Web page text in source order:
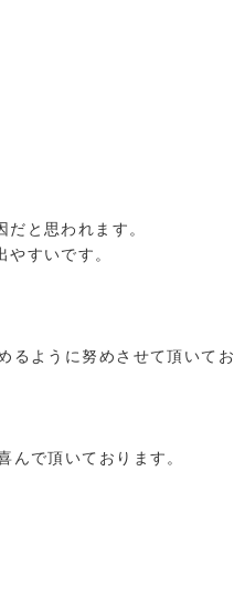
と思われます。
すいです。
るように努めさせて頂いてお
んで頂いております。